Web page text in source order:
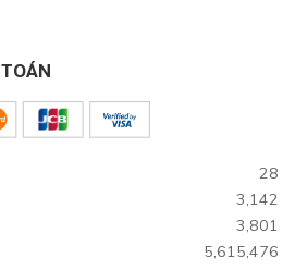
28
3,142
3,801
5,615,476